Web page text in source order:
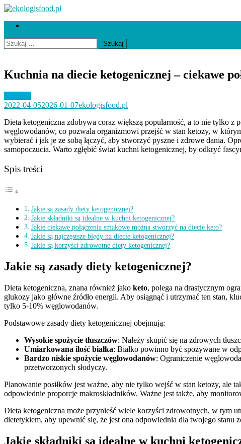
Skip
content
ekologisfood.pl
Ekologis
Szukaj:
Kuchnia na diecie ketogenicznej – ciekawe
Kuchnia
2022-04-052026-01-07ekologisfood.pl
Dieta ketogeniczna zdobywa coraz większą popularność, a to nie tylko
węglowodanów, co pozwala organizmowi przejść w stan ketozy, w
wybierać i jak je ze sobą łączyć, aby stworzyć pyszne i zdrowe dania.
samopoczucia. Warto zgłębić świat kuchni ketogenicznej, by odkryć
Spis treści
Jakie są zasady diety ketogenicznej?
Jakie składniki są idealne w kuchni ketogenicznej?
Jakie ciekawe połączenia smakowe można stworzyć na diecie keto?
Jakie są najczęstsze błędy na diecie ketogenicznej?
Jakie są korzyści zdrowotne diety ketogenicznej?
Jakie są zasady diety ketogenicznej?
Dieta ketogeniczna, znana również jako keto, polega na drastycznym
glukozy jako główne źródło energii. Aby osiągnąć i utrzymać ten stan,
tylko 5-10% węglowodanów.
Podstawowe zasady diety ketogenicznej obejmują:
Wysokie spożycie tłuszczów: Należy skupić się na zdrowych
Umiarkowana ilość białka: Białko powinno być spożywane w
Bardzo niskie spożycie węglowodanów: Ograniczenie
przetworzonych słodyczy.
Planowanie posiłków jest ważne, aby nie tylko wejść w stan ketozy, ale
odpowiednie proporcje makroskładników. Ważne jest także, aby
Dieta ketogeniczna może przynieść wiele korzyści zdrowotnych, w tym
dietetykiem, aby upewnić się, że jest ona odpowiednia dla twojego stanu
Jakie składniki są idealne w kuchni